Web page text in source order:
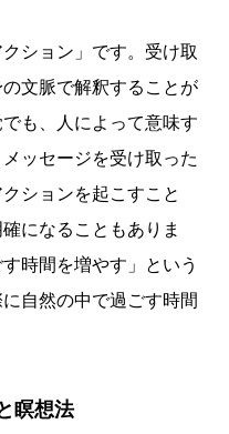
ション」です。受け取
文脈で解釈することが
も、人によって意味す
ッセージを受け取った
ションを起こすこと
になることもありま
時間を増やす」という
自然の中で過ごす時間
瞑想法